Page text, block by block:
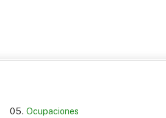
Ocupaciones